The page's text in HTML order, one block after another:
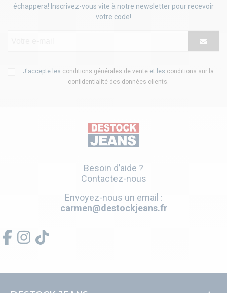
échappera! Inscrivez-vous vite à notre newsletter pour recevoir
votre code!
J'accepte les conditions générales de vente et les conditions sur la
confidentialité des données clients
Besoin d’aide ?
Contactez-nous
Envoyez-nous un email :
carmen@destockjeans.fr